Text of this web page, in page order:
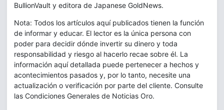
BullionVault y editora de Japanese GoldNews.
Nota: Todos los artículos aquí publicados tienen la función
de informar y educar. El lector es la única persona con
poder para decidir dónde invertir su dinero y toda
responsabilidad y riesgo al hacerlo recae sobre él. La
información aquí detallada puede pertenecer a hechos y
acontecimientos pasados y, por lo tanto, necesite una
actualización o verificación por parte del cliente. Consulte
las Condiciones Generales de Noticias Oro.